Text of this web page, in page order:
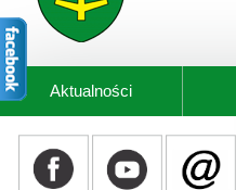
Aktualności